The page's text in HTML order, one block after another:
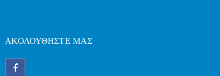
ΑΚΟΛΟΥΘΗΣΤΕ ΜΑΣ